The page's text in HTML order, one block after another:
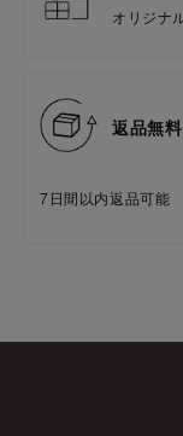
オリジナ
返品無料
7日間以内返品可能